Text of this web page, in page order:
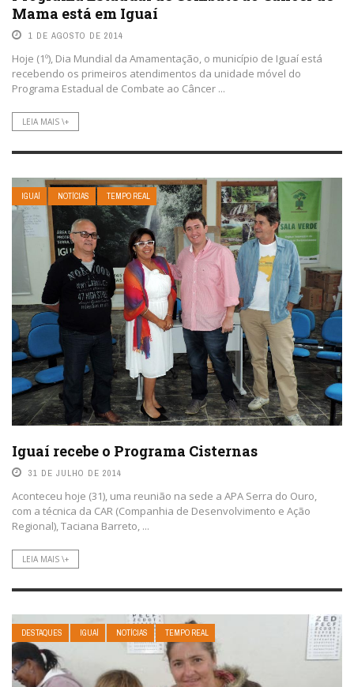
Mama está em Iguaí
1 DE AGOSTO DE 2014
Hoje (1º), Dia Mundial da Amamentação, o município de Iguaí está
recebendo os primeiros atendimentos da unidade móvel do
Programa Estadual de Combate ao Câncer ...
LEIA MAIS \+
IGUAÍ NOTÍCIAS TEMPO REAL
Iguaí recebe o Programa Cisternas
31 DE JULHO DE 2014
Aconteceu hoje (31), uma reunião na sede a APA Serra do Ouro,
com a técnica da CAR (Companhia de Desenvolvimento e Ação
Regional), Taciana Barreto, ...
LEIA MAIS \+
DESTAQUES IGUAÍ NOTÍCIAS TEMPO REAL